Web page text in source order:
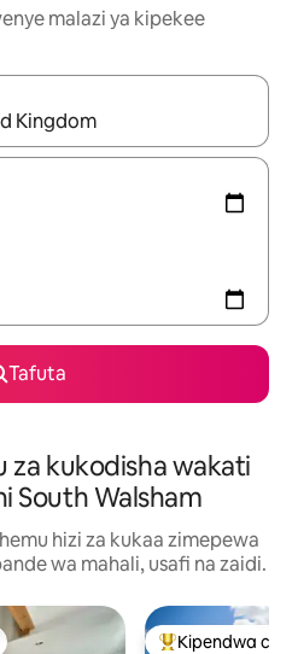
malazi ya kipekee
vinjari kwa kutumia vitufe vya
Tafuta
za kukodisha wakati
South Walsham
hizi za kukaa zimepewa
wa mahali, usafi na zaidi.
Kipendwa cha